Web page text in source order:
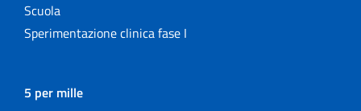
Scuola
Sperimentazione clinica fase I
5 per mille